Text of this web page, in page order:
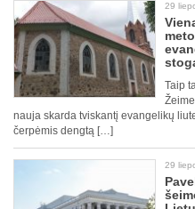
29
Taip
nauja skarda tviskantį evangelikų
čerpėmis dengtą […]
29